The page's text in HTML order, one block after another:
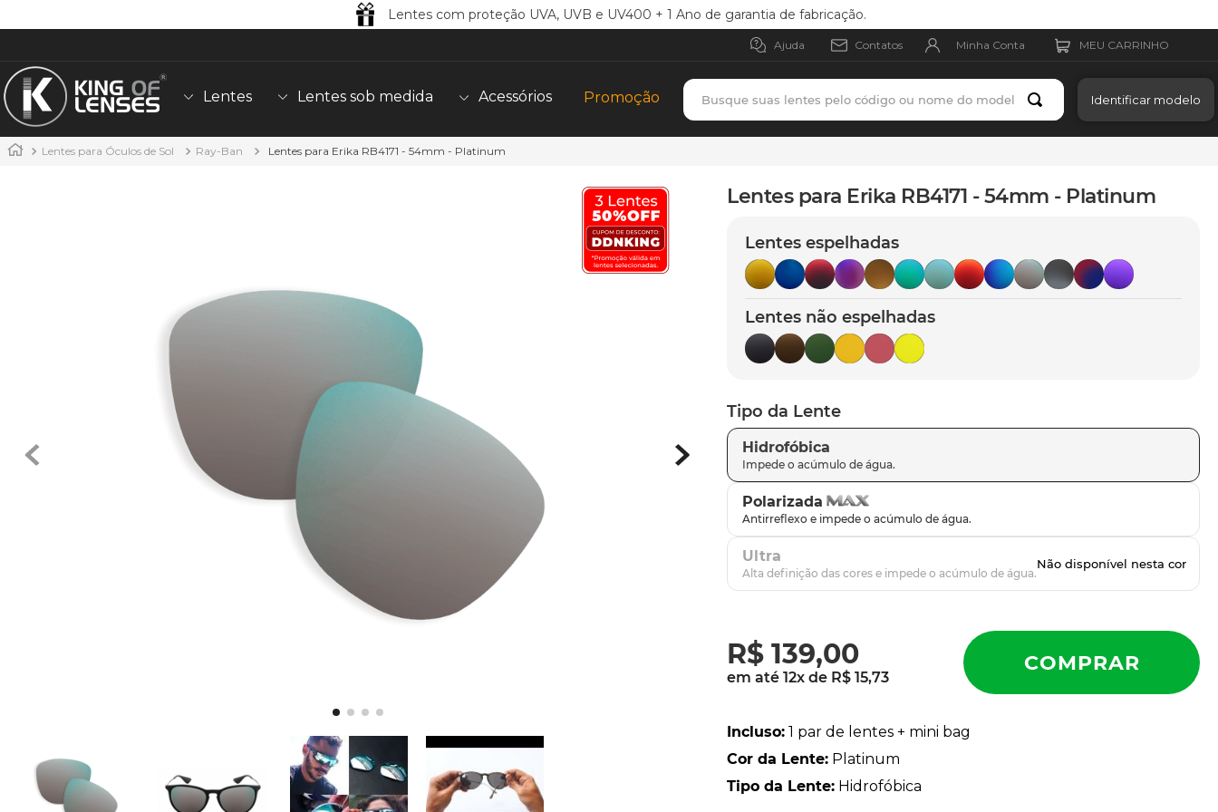
Lentes com proteção UVA, UVB e UV400 + 1 Ano de garantia de fabricação.
Ajuda Contatos Minha Conta
Lentes Lentes sob medida Acessórios Promoção
Busque suas lentes pelo código ou nome do modelo
Identificar modelo
Lentes para Óculos de Sol Ray-Ban Lentes para Erika RB4171 - 54mm - Platinum
Lentes para Erika RB4171 - 54mm - Platinum
Lentes espelhadas
Lentes não espelhadas
Tipo da Lente
Hidrofóbica
Polarizada
Ultra
R$ 139,00
em até12x de R$ 15,73
Incluso: 1 par de lentes + mini bag
Cor da Lente: Platinum
Tipo da Lente: Hidrofóbica
TERMOS MAIS BUSCADOS
latch
sutro